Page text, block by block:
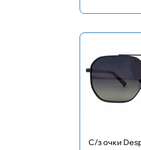
С/з очки